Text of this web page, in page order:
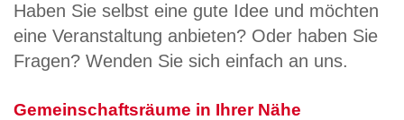
Haben Sie selbst eine gute Idee und möchten
eine Veranstaltung anbieten? Oder haben Sie
Fragen? Wenden Sie sich einfach an uns.
Gemeinschaftsräume in Ihrer Nähe